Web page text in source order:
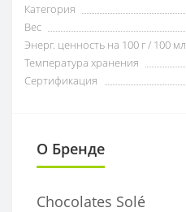
Категория
Вес
Энерг. ценность на 100 г / 100 мл
Температура хранения
Сертификация
О Бренде
Chocolates Solé